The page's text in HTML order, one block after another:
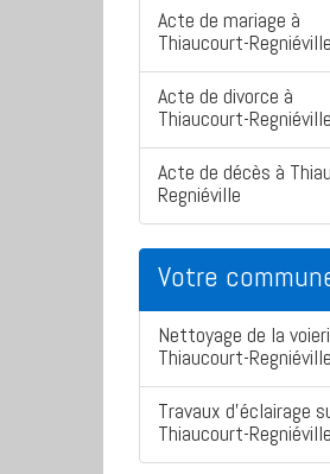
Acte de mariage à
Thiaucourt-Regniéville
Acte de divorce à
Thiaucourt-Regniéville
Acte de décès à
Regniéville
Votre
Nettoyage de la
Thiaucourt-Regniéville
Travaux d'éclairage
Thiaucourt-Regniéville